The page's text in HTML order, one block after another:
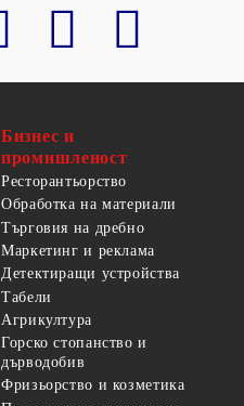
Бизнес и
промишленост
Ресторантьорство
Обработка на материали
Търговия на дребно
Маркетинг и реклама
Детектиращи устройства
Табели
Агрикултура
Горско стопанство и
дърводобив
Фризьорство и козметика